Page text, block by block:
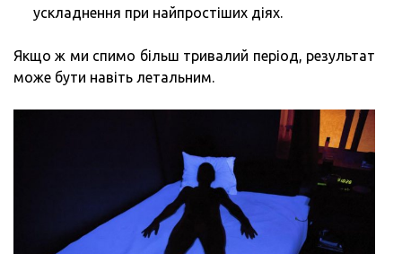
ускладнення при найпростіших діях.
Якщо ж ми спимо більш тривалий період, результат
може бути навіть летальним.